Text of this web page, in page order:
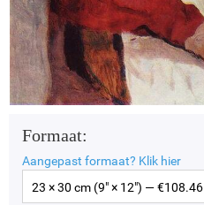
Formaat:
Aangepast formaat? Klik hier
23 × 30 cm (9" × 12") — €108.46